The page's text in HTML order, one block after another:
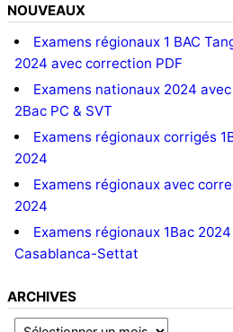
NOUVEAUX
Examens régionaux 1 BAC
2024 avec correction PDF
Examens nationaux 2024
2Bac PC & SVT
Examens régionaux corrigés
2024
Examens régionaux avec
2024
Examens régionaux 1Bac
Casablanca-Settat
ARCHIVES